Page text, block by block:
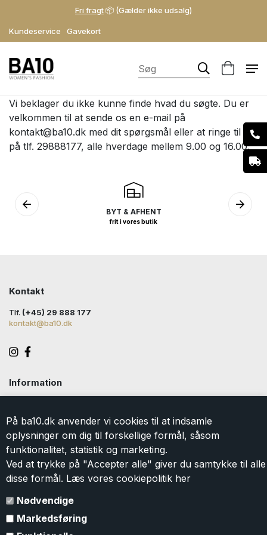
På ba10.dk anvender vi cookies til at indsamle
oplysninger om dig til forskellige formål, såsom
funktionalitet, statistik og marketing.
Ved at trykke på "Accepter alle" giver du samtykke til alle
disse formål. Læs vores cookiepolitik her
Nødvendige
Markedsføring
Kundeservice Gavekort
Fri fragt📦 (Gælder ikke udsalg)
Vi beklager du ikke kunne finde hvad du søgte. Du er
velkommen til at sende os en e-mail på
kontakt@ba10.dk med dit spørgsmål eller at ringe til os
på tlf. 29888177, alle hverdage mellem 9.00 og 16.00.
BYT & AFHENT
frit i vores butik
Kontakt
Tlf. (+45) 29 888 177
kontakt@ba10.dk
Information
Levering
Returlabel
Persondatapolitik
Om BA10
Gavekort
Tilmeld dig vores nyhedsbrev